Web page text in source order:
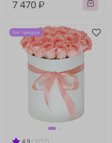
7 470 ₽
4.9 (3057)
Хит продаж